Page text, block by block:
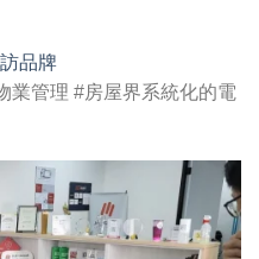
品牌
業管理 #房屋界系統化的電